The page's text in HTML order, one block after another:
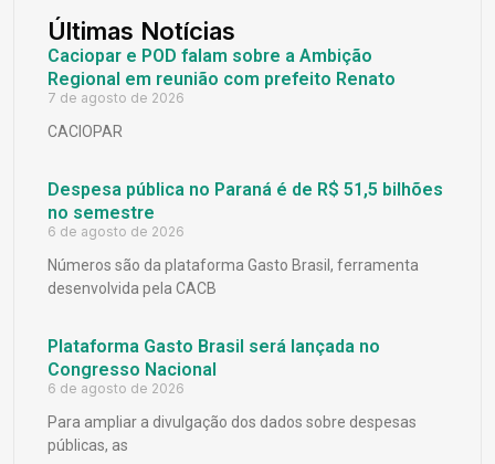
Últimas Notícias
Caciopar e POD falam sobre a Ambição
Regional em reunião com prefeito Renato
7 de agosto de 2026
CACIOPAR
Despesa pública no Paraná é de R$ 51,5 bilhões
no semestre
6 de agosto de 2026
Números são da plataforma Gasto Brasil, ferramenta
desenvolvida pela CACB
Plataforma Gasto Brasil será lançada no
Congresso Nacional
6 de agosto de 2026
Para ampliar a divulgação dos dados sobre despesas
públicas, as